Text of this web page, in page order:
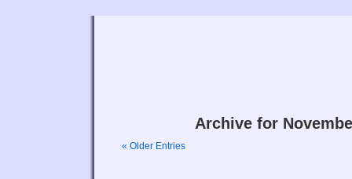
Archive for
« Older Entries